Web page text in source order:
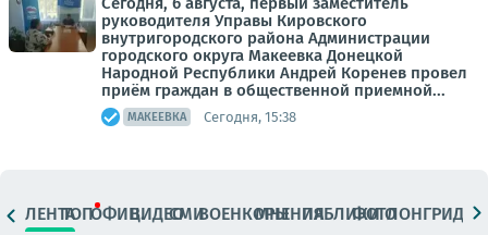
руководителя Управы Кировского
внутригородского района Администрации
городского округа Макеевка Донецкой
Народной Республики Андрей Коренев провел
приём граждан в общественной приемной...
МАКЕЕВКА Сегодня, 15:38
ЛЕНТАТОПОФИЦ.ВИДЕОСМИВОЕНКОРЫМНЕНИЯПАБЛИКИ
ФОТОЛОНГРИДЫ